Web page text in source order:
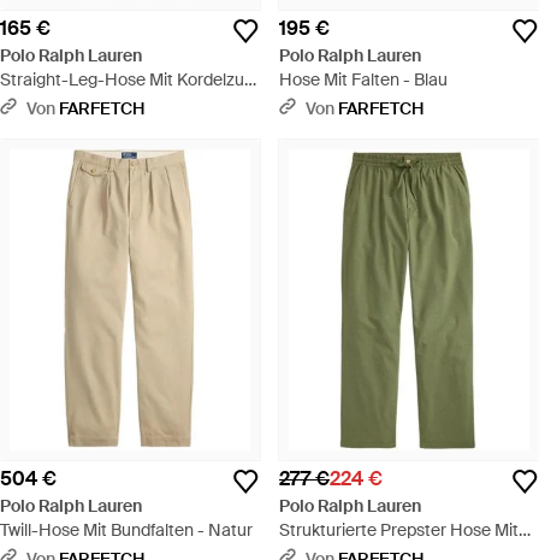
165 €
Polo Ralph Lauren
Straight-Leg-Hose Mit Kordelzug
- Grün
Von FARFETCH
195 €
Polo Ralph Lauren
Hose Mit Falten - Blau
Von FARFETCH
504 €
Polo Ralph Lauren
Twill-Hose Mit Bundfalten - Natur
277 €224 €
Polo Ralph Lauren
Strukturierte Prepster Hose Mit
Kordelzug - Grün